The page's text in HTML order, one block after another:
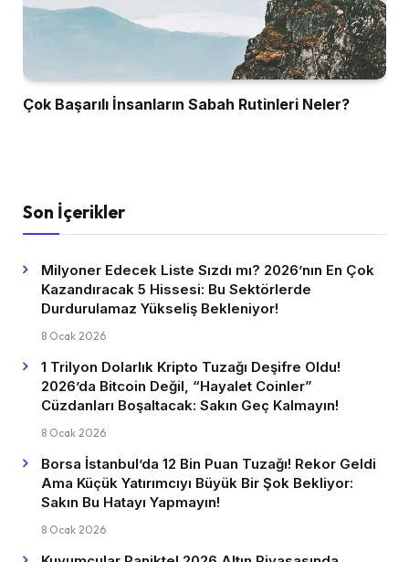
Çok Başarılı İnsanların Sabah Rutinleri Neler?
Son İçerikler
Milyoner Edecek Liste Sızdı mı? 2026’nın En Çok
Kazandıracak 5 Hissesi: Bu Sektörlerde
Durdurulamaz Yükseliş Bekleniyor!
8 Ocak 2026
1 Trilyon Dolarlık Kripto Tuzağı Deşifre Oldu!
2026’da Bitcoin Değil, “Hayalet Coinler”
Cüzdanları Boşaltacak: Sakın Geç Kalmayın!
8 Ocak 2026
Borsa İstanbul’da 12 Bin Puan Tuzağı! Rekor Geldi
Ama Küçük Yatırımcıyı Büyük Bir Şok Bekliyor:
Sakın Bu Hatayı Yapmayın!
8 Ocak 2026